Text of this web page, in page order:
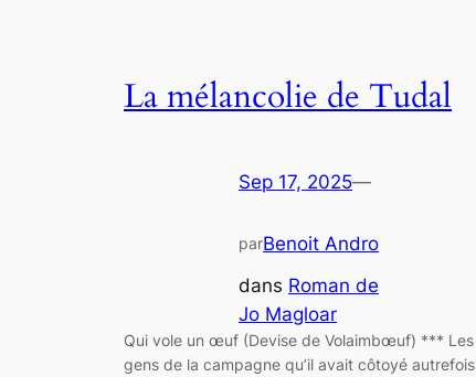
La mélancolie de Tudal
Sep 17, 2025—
parBenoit Andro
dans Roman de
Jo Magloar
Qui vole un œuf (Devise de Volaimbœuf) *** Les
gens de la campagne qu’il avait côtoyé autrefois